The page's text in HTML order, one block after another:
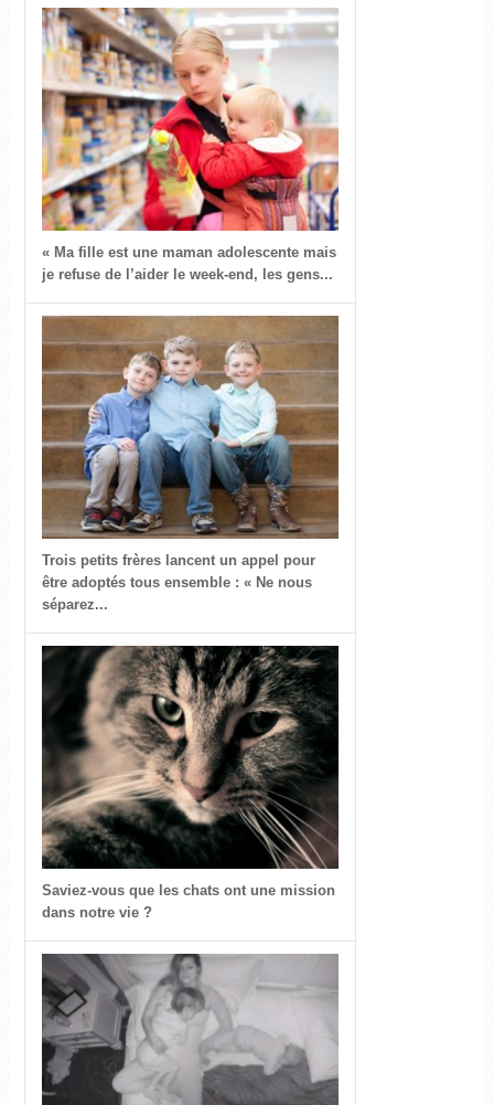
« Ma fille est une maman adolescente mais
je refuse de l’aider le week-end, les gens...
Trois petits frères lancent un appel pour
être adoptés tous ensemble : « Ne nous
séparez...
Saviez-vous que les chats ont une mission
dans notre vie ?